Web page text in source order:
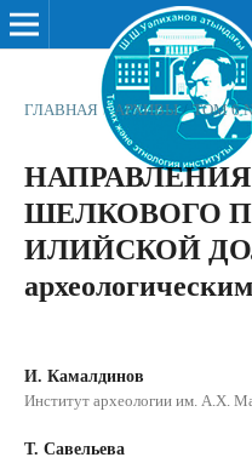
ГЛАВНАЯ / АРХИВЫ / ТОМ 6
ШЕЛКОВОГО
ИЛИЙСКОЙ
И. Камалдинов
Институт археологии им. А.Х.
Т. Савельева